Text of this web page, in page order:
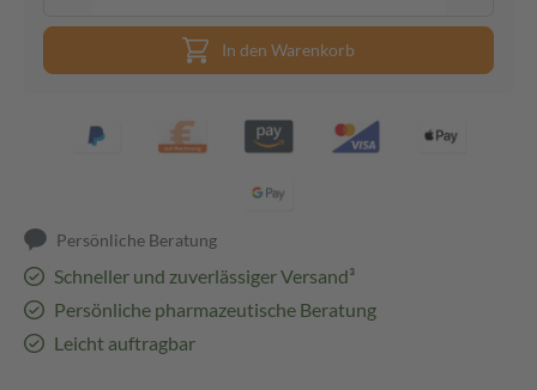
In den Warenkorb
Persönliche Beratung
Schneller und zuverlässiger Versand³
Persönliche pharmazeutische Beratung
Leicht auftragbar